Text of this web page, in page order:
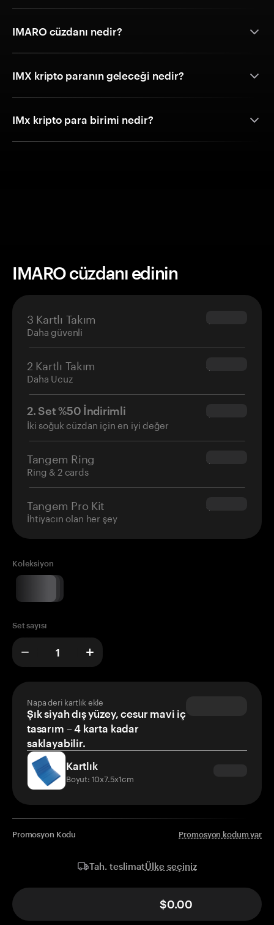
IMARO cüzdanı nedir?
IMX kripto paranın geleceği nedir?
IMx kripto para birimi nedir?
IMARO cüzdanı edinin
3 Kartlı Takım
Daha güvenli
$69.90
2 Kartlı Takım
Daha Ucuz
$54.90
2. Set %50 İndirimli
İki soğuk cüzdan için en iyi değer
$34.95
Tangem Ring
Ring & 2 cards
$160.00
Tangem Pro Kit
İhtiyacın olan her şey
$180.00
Koleksiyon
Set sayısı
Napa deri kartlık ekle
Şık siyah dış yüzey, cesur mavi iç
tasarım – 4 karta kadar
saklayabilir.
Kartlık
Boyut: 10x7.5x1cm
Promosyon Kodu Promosyon kodum var
Tah. teslimatÜlke seçiniz
$0.00